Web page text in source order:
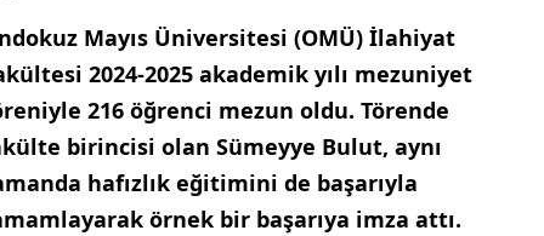
Mayıs Üniversitesi (OMÜ) İlahiyat
2024-2025 akademik yılı mezuniyet
216 öğrenci mezun oldu. Törende
birincisi olan Sümeyye Bulut, aynı
hafızlık eğitimini de başarıyla
örnek bir başarıya imza attı.